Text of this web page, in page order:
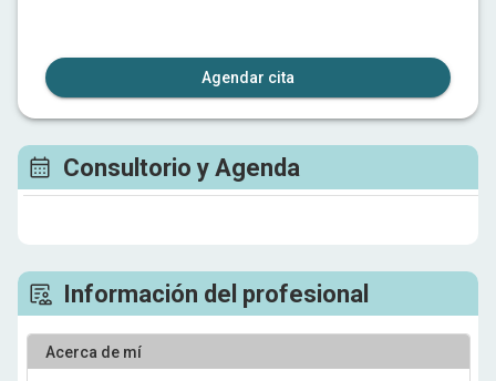
Información del profesional
Acerca de mí
Agendar cita
Consultorio y Agenda